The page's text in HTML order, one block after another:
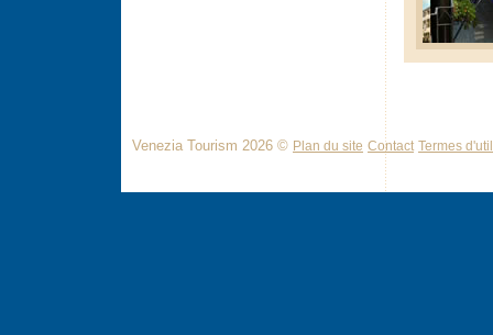
Venezia Tourism 2026 © Plan du site Contact Termes